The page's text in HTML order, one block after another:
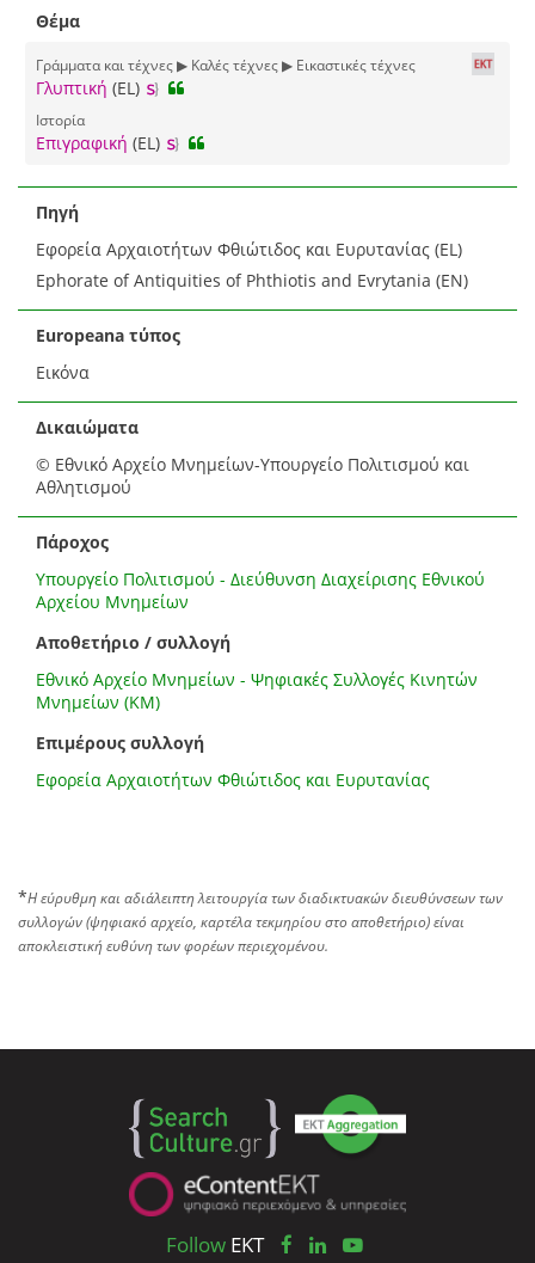
Θέμα
Γράμματα και τέχνες ▶ Καλές τέχνες ▶ Εικαστικές τέχνες
Γλυπτική (EL)
Ιστορία
Επιγραφική (EL)
Πηγή
Εφορεία Αρχαιοτήτων Φθιώτιδος και Ευρυτανίας (EL)
Ephorate of Antiquities of Phthiotis and Evrytania (EN)
Europeana τύπος
Εικόνα
Δικαιώματα
© Εθνικό Αρχείο Μνημείων-Υπουργείο Πολιτισμού και
Αθλητισμού
Πάροχος
Υπουργείο Πολιτισμού - Διεύθυνση Διαχείρισης Εθνικού
Αρχείου Μνημείων
Αποθετήριο / συλλογή
Εθνικό Αρχείο Μνημείων - Ψηφιακές Συλλογές Κινητών
Μνημείων (ΚΜ)
Επιμέρους συλλογή
Εφορεία Αρχαιοτήτων Φθιώτιδος και Ευρυτανίας
*Η εύρυθμη και αδιάλειπτη λειτουργία των διαδικτυακών διευθύνσεων των
συλλογών (ψηφιακό αρχείο, καρτέλα τεκμηρίου στο αποθετήριο) είναι
αποκλειστική ευθύνη των φορέων περιεχομένου.
Follow EKT